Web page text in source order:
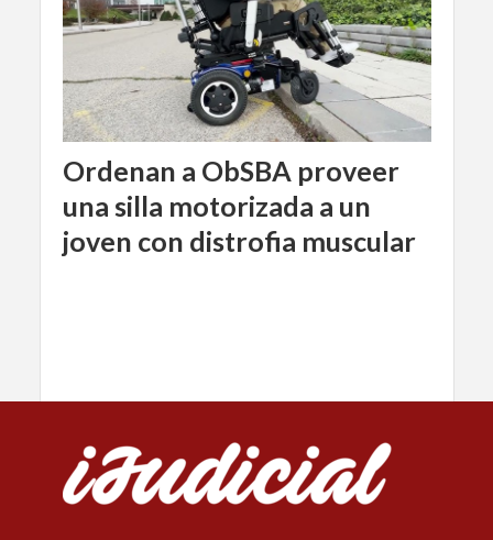
Ordenan a ObSBA proveer
una silla motorizada a un
joven con distrofia muscular